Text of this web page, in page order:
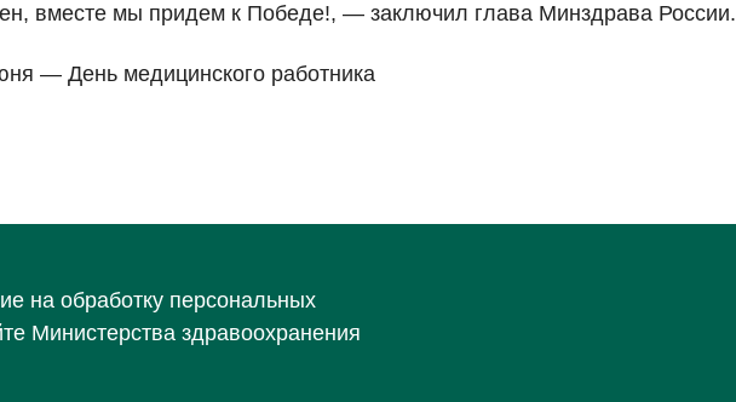
вместе мы придем к Победе!, — заключил глава Минздрава России.
— День медицинского работника
на обработку персональных
Министерства здравоохранения